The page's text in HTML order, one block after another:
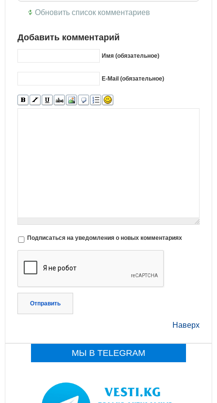
Обновить список комментариев
Добавить комментарий
Имя (обязательное)
E-Mail (обязательное)
Подписаться на уведомления о новых комментариях
Отправить
Наверх
МЫ В TELEGRAM